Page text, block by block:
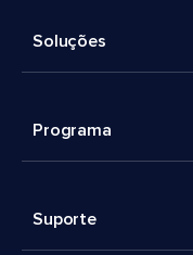
Soluções
Programa
Suporte